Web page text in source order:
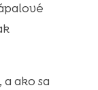
ako sa